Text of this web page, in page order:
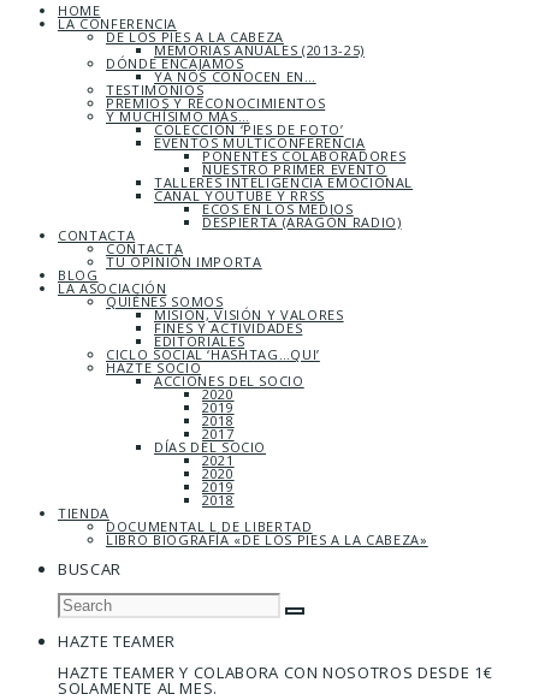
HOME
LA CONFERENCIA
DE LOS PIES A LA CABEZA
MEMORIAS ANUALES (2013-25)
DÓNDE ENCAJAMOS
YA NOS CONOCEN EN…
TESTIMONIOS
PREMIOS Y RECONOCIMIENTOS
Y MUCHÍSIMO MÁS…
COLECCIÓN ‘PIES DE FOTO’
EVENTOS MULTICONFERENCIA
PONENTES COLABORADORES
NUESTRO PRIMER EVENTO
TALLERES INTELIGENCIA EMOCIONAL
CANAL YOUTUBE Y RRSS
ECOS EN LOS MEDIOS
DESPIERTA (ARAGÓN RADIO)
CONTACTA
CONTACTA
TU OPINIÓN IMPORTA
BLOG
LA ASOCIACIÓN
QUIÉNES SOMOS
MISIÓN, VISIÓN Y VALORES
FINES Y ACTIVIDADES
EDITORIALES
CICLO SOCIAL ‘HASHTAG…QUI’
HAZTE SOCIO
ACCIONES DEL SOCIO
2020
2019
2018
2017
DÍAS DEL SOCIO
2021
2020
2019
2018
TIENDA
DOCUMENTAL L DE LIBERTAD
LIBRO BIOGRAFÍA «DE LOS PIES A LA CABEZA»
BUSCAR
HAZTE TEAMER
HAZTE TEAMER Y COLABORA CON NOSOTROS DESDE 1€
SOLAMENTE AL MES.